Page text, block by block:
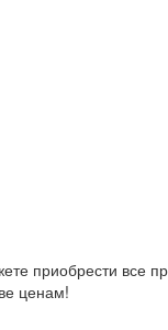
приобрести все
ценам!